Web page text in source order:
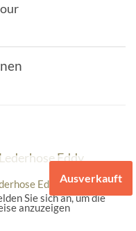
NICHT VORRÄTIG
Ausverkauft
Eddy
Sie sich an, um die
anzuzeigen